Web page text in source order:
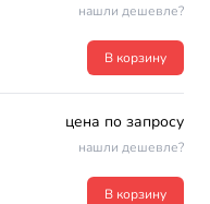
нашли дешевле?
В корзину
цена по запросу
нашли дешевле?
В корзину